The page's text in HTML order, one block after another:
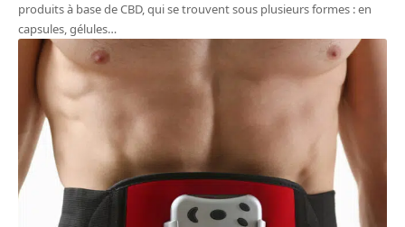
produits à base de CBD, qui se trouvent sous plusieurs formes : en
capsules, gélules…